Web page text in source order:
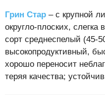
Грин Стар – с крупной
округло-плоских,
сорт среднеспелый (45-
высокопродуктивный,
хорошо переносит
теряя качества;